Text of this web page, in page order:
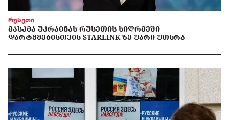
რუსეთი
ᲛᲐᲡᲙᲛᲐ ᲣᲙᲠᲐᲘᲜᲐᲡ ᲠᲣᲡᲔᲗᲘᲡ ᲡᲘᲦᲠᲛᲔᲨᲘ
ᲓᲐᲠᲢᲧᲛᲔᲑᲘᲡᲗᲕᲘᲡ STARLINK-ᲖᲔ ᲣᲐᲠᲘ ᲣᲗᲮᲠᲐ